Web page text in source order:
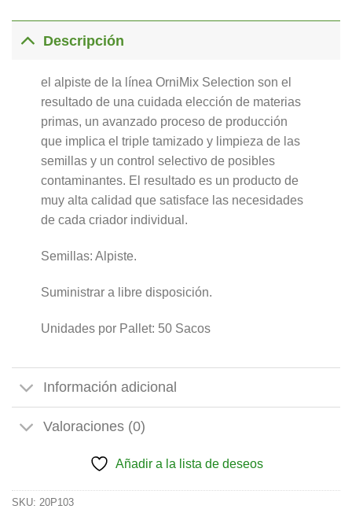
Descripción
el alpiste de la línea OrniMix Selection son el
resultado de una cuidada elección de materias
primas, un avanzado proceso de producción
que implica el triple tamizado y limpieza de las
semillas y un control selectivo de posibles
contaminantes. El resultado es un producto de
muy alta calidad que satisface las necesidades
de cada criador individual.
Semillas: Alpiste.
Suministrar a libre disposición.
Unidades por Pallet: 50 Sacos
Información adicional
Valoraciones (0)
Añadir a la lista de deseos
SKU: 20P103